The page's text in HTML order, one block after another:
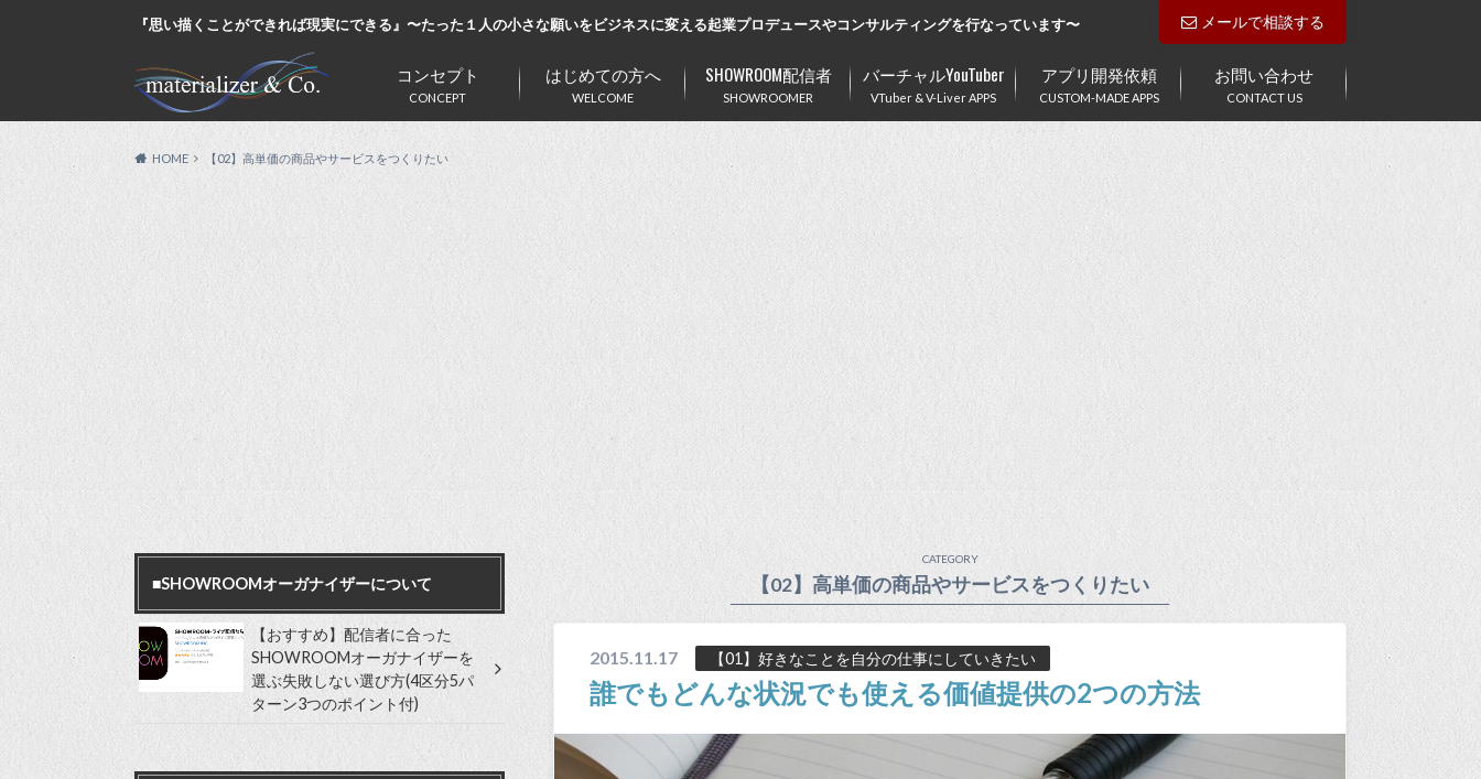
『思い描くことができれば現実にできる』〜たった１人の小さな願いをビジネスに変える起業プロデュースやコンサルティングを行なっています〜 メールで相談する
CONCEPT
コンセプト
WELCOME
はじめての方へ
SHOWROOMER
SHOWROOM配信者
VTuber & V-Liver APPS
バーチャルYouTuber
CUSTOM-MADE APPS
アプリ開発依頼
CONTACT US
お問い合わせ
HOME 【02】高単価の商品やサービスをつくりたい
CATEGORY
【02】高単価の商品やサービスをつくりたい
2015.11.17 【01】好きなことを自分の仕事にしていきたい
誰でもどんな状況でも使える価値提供の2つの方法
■SHOWROOMオーガナイザーについて
【おすすめ】配信者に合った
SHOWROOMオーガナイザーを
選ぶ失敗しない選び方(4区分5パ
ターン3つのポイント付)